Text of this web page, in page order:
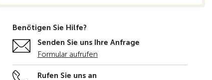
Benötigen Sie Hilfe?
Senden Sie uns Ihre Anfrage
Formular aufrufen
Rufen Sie uns an